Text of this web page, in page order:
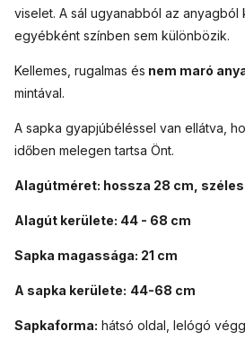
viselet. A sál ugyanabból az anyagból
egyébként színben sem különbözik.
Kellemes, rugalmas és nem maró
mintával.
A sapka gyapjúbéléssel van ellátva,
időben melegen tartsa Önt.
Alagútméret: hossza 28 cm,
Alagút kerülete: 44 - 68 cm
Sapka magassága: 21 cm
A sapka kerülete: 44-68 cm
Sapkaforma: hátsó oldal, lelógó